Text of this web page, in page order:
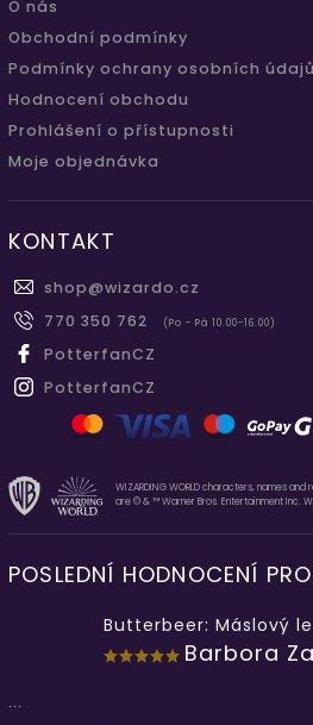
O nás
Obchodní podmínky
Podmínky ochrany osobních údajů
Hodnocení obchodu
Prohlášení o přístupnosti
Moje objednávka
KONTAKT
shop@wizardo.cz
770 350 762
(Po - Pá 10.00-16.00)
PotterfanCZ
PotterfanCZ
WIZARDING WORLD characters, names
are © & ™ Warner Bros. Entertainment Inc.
POSLEDNÍ HODNOCENÍ
Butterbeer: Máslový
Barbora
...